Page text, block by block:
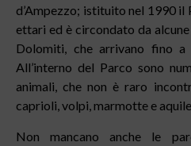
d’Ampezzo; istituito nel 1990 il
ettari ed è circondato da
Dolomiti, che arrivano fino
All’interno del Parco sono
animali, che non è raro
caprioli, volpi, marmotte e
Non mancano anche le